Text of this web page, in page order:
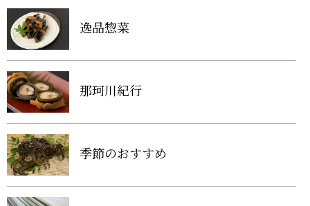
逸品惣菜
那珂川紀行
季節のおすすめ